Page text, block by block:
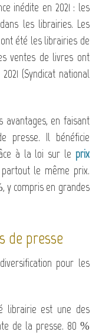
inédite en 2021 : les
les librairies. Les
été les librairies de
ventes de livres ont
(Syndicat national
avantages, en faisant
presse. Il bénéficie
à la loi sur le prix
le même prix.
y compris en grandes
de presse
pour les
librairie est une des
de la presse. 80 %